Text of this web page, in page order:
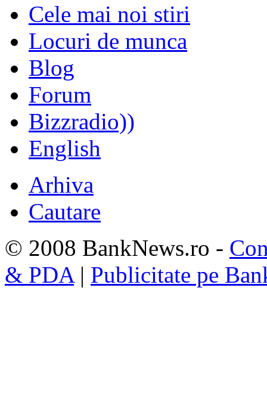
Cele mai noi stiri
Locuri de munca
Blog
Forum
Bizzradio))
English
Arhiva
Cautare
© 2008 BankNews.ro -
& PDA| Publicitate pe